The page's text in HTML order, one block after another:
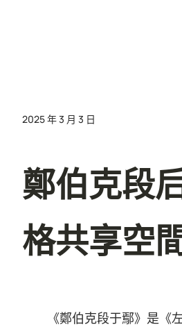
2025 年 3 月 3 日
鄭伯克段
格共享空
《鄭伯克段于鄢》是